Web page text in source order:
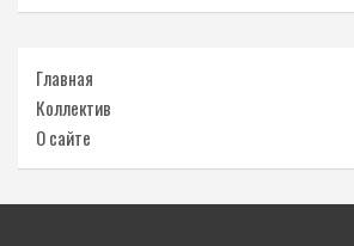
Главная
Коллектив
О сайте